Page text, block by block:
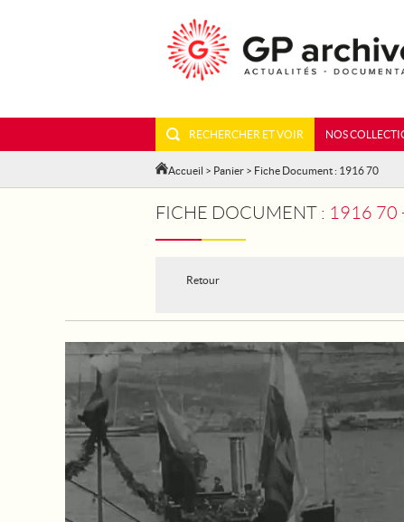
RECHERCHER ET VOIR NOS
Accueil > Panier > Fiche Document : 1916 70
FICHE DOCUMENT : 1916 70
Retour